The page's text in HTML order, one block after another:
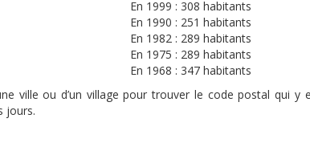
En 1999 : 308 habitants
En 1990 : 251 habitants
En 1982 : 289 habitants
En 1975 : 289 habitants
En 1968 : 347 habitants
ville ou d’un village pour trouver le code postal qui y
jours.